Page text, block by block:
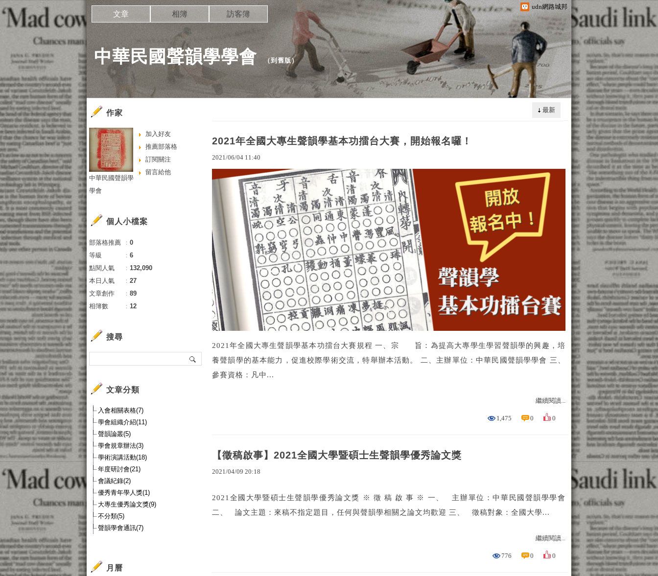
udn網路城邦
中華民國聲韻學學會 （到舊版）
文章 相簿 訪客簿
最新
2021年全國大專生聲韻學基本功擂台大賽，開始報名囉！
2021/06/04 11:40
2021年全國大專生聲韻學基本功擂台大賽規程 一、宗 旨：為提高大專學生學習聲韻學的興趣，培
養聲韻學的基本能力，促進校際學術交流，特舉辦本活動。 二、主辦單位：中華民國聲韻學學會 三、
參賽資格：凡中...
繼續閱讀...
1,475 0 0
【徵稿啟事】2021全國大學暨碩士生聲韻學優秀論文獎
2021/04/09 20:18
2021全國大學暨碩士生聲韻學優秀論文獎 ※ 徵 稿 啟 事 ※ 一、 主辦單位：中華民國聲韻學學會
二、 論文主題：來稿不指定題目，任何與聲韻學相關之論文均歡迎 三、 徵稿對象：全國大學...
繼續閱讀...
776 0 0
作家
加入好友
推薦部落格
訂閱關注
留言給他
中華民國聲韻學
學會
個人小檔案
部落格推薦 ： 0
等級
： 6
點閱人氣
： 132,090
本日人氣
： 27
文章創作
： 89
相簿數
： 12
搜尋
文章分類
入會相關表格(7)
學會組織介紹(11)
聲韻論叢(5)
學會規章辦法(3)
學術演講活動(18)
年度研討會(21)
會議紀錄(2)
優秀青年學人獎(1)
大專生優秀論文獎(9)
不分類(5)
聲韻學會通訊(7)
月曆